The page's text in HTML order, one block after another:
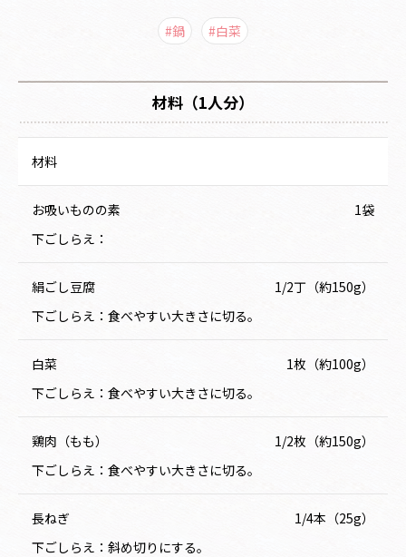
#鍋 #白菜
材料（1人分）
材料
お吸いものの素
1袋
下ごしらえ：
絹ごし豆腐
1/2丁（約150g）
下ごしらえ：食べやすい大きさに切る。
白菜
1枚（約100g）
下ごしらえ：食べやすい大きさに切る。
鶏肉（もも）
1/2枚（約150g）
下ごしらえ：食べやすい大きさに切る。
長ねぎ
1/4本（25g）
下ごしらえ：斜め切りにする。